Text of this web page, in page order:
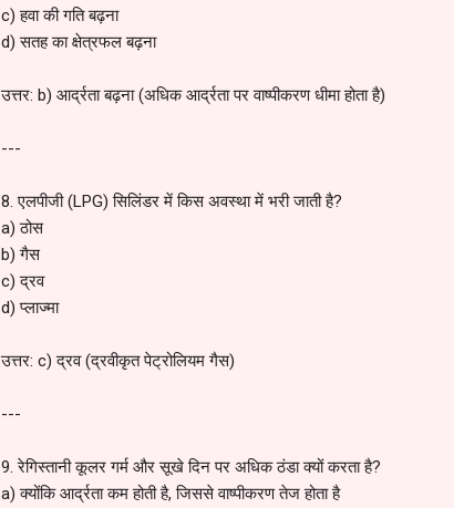
c) हवा की गति बढ़ना
d) सतह का क्षेत्रफल बढ़ना
उत्तर: b) आर्द्रता बढ़ना (अधिक आर्द्रता पर वाष्पीकरण धीमा होता है)
---
8. एलपीजी (LPG) सिलिंडर में किस अवस्था में भरी जाती है?
a) ठोस
b) गैस
c) द्रव
d) प्लाज्मा
उत्तर: c) द्रव (द्रवीकृत पेट्रोलियम गैस)
---
9. रेगिस्तानी कूलर गर्म और सूखे दिन पर अधिक ठंडा क्यों करता है?
a) क्योंकि आर्द्रता कम होती है, जिससे वाष्पीकरण तेज होता है